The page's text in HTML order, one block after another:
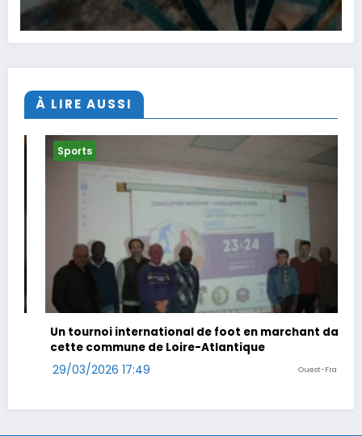
À LIRE AUSSI
foot en marchant dans
Atlantique
Ouest-France
Sports
Coup double pour Antonelli
29/03/2026 14:47